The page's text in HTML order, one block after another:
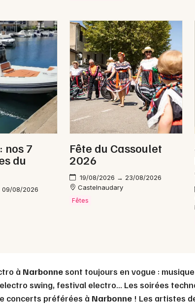
11 - Aude
Choisir mes
Mon email
nos 7
du
08/2026
Fête du Cassoulet
2026
19/08/2026 → 23/08/2026
Castelnaudary
Fêtes
à Narbonnesont toujours en vogue :
swing, festival electro... Les soirées
concerts préférées à Narbonne ! Les artistes